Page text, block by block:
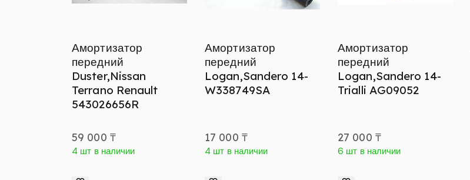
Амортизатор
передний
Duster,Nissan
Terrano Renault
543026656R
59 000 ₸
4 шт в наличии
Амортизатор
передний
Logan,Sandero 14-
W338749SA
17 000 ₸
4 шт в наличии
Амортизатор
передний
Logan,Sandero 14-
Trialli AG09052
27 000 ₸
6 шт в наличии